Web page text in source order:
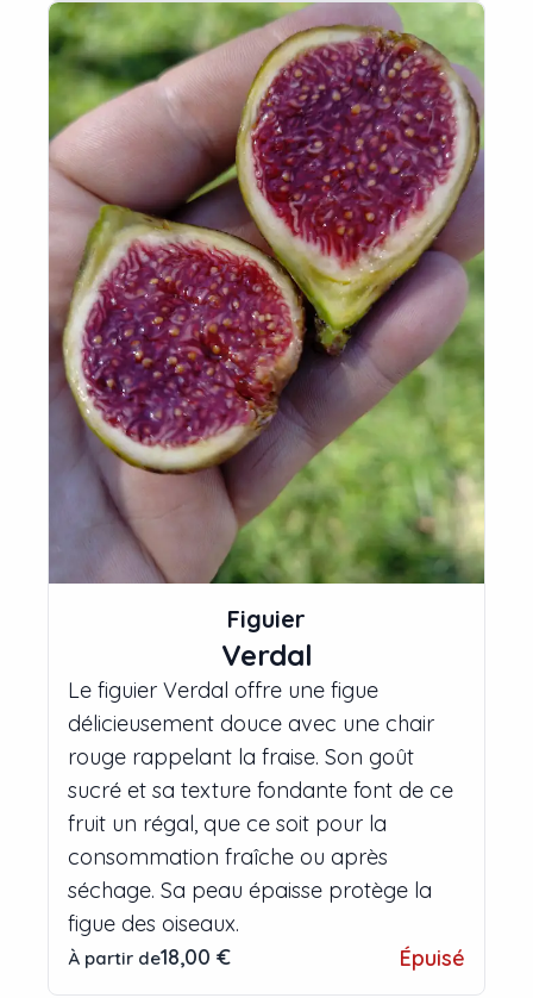
Figuier
Verdal
Le figuier Verdal offre une figue
délicieusement douce avec une chair
rouge rappelant la fraise. Son goût
sucré et sa texture fondante font de ce
fruit un régal, que ce soit pour la
consommation fraîche ou après
séchage. Sa peau épaisse protège la
figue des oiseaux.
À partir de18,00 € Épuisé